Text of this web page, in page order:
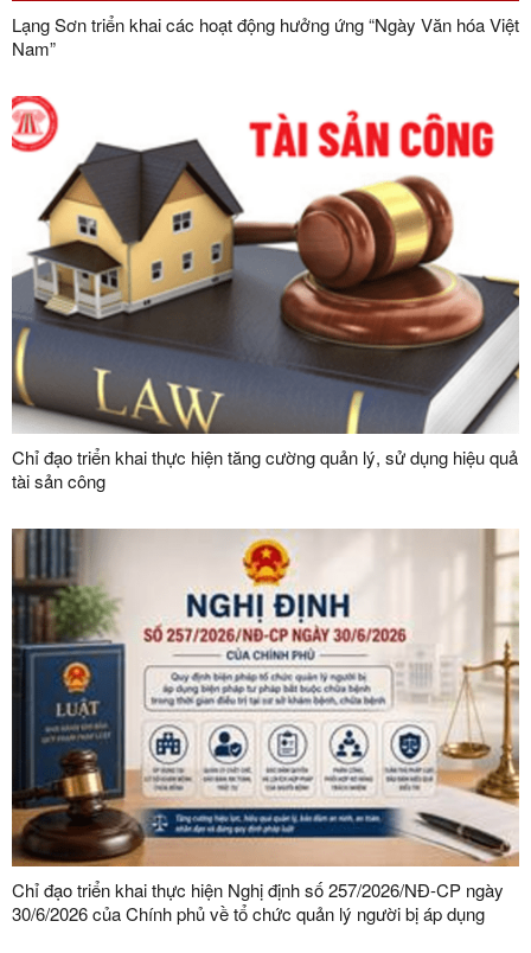
Lạng Sơn triển khai các hoạt động hưởng ứng “Ngày Văn hóa Việt
Nam”
Chỉ đạo triển khai thực hiện tăng cường quản lý, sử dụng hiệu quả
tài sản công
Chỉ đạo triển khai thực hiện Nghị định số 257/2026/NĐ-CP ngày
30/6/2026 của Chính phủ về tổ chức quản lý người bị áp dụng